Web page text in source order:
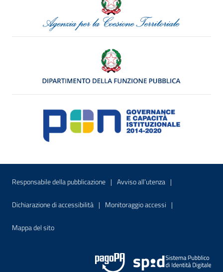
Menu di servizio
Responsabile della pubblicazione Sito interno - Apre in una nuova
Avviso all’utenza Sito interno -
Dichiarazione di accessibilità Sito interno - Apre in una nuova finestra
Monitoraggio accessi Sito interno -
Mappa del sitoSito interno - Apre nella stessa finestra